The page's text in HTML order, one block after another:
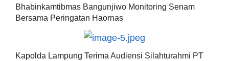
Bhabinkamtibmas Bangunjiwo Monitoring Senam
Bersama Peringatan Haornas
Kapolda Lampung Terima Audiensi Silahturahmi PT